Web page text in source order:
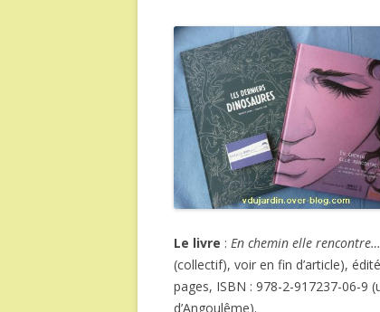
Le livre : En chemin elle
(collectif), voir en fin d’article),
pages, ISBN : 978-2-917237-06-9
d’Angoulême).